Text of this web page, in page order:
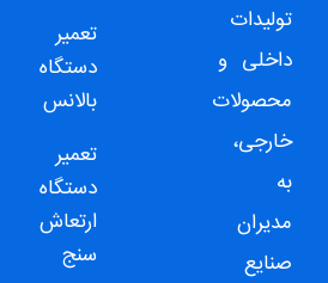
تولیدات
داخلی و
محصولات
خارجی،
به
مدیران
صنایع
تعمیر
دستگاه
بالانس
تعمیر
دستگاه
ارتعاش
سنج